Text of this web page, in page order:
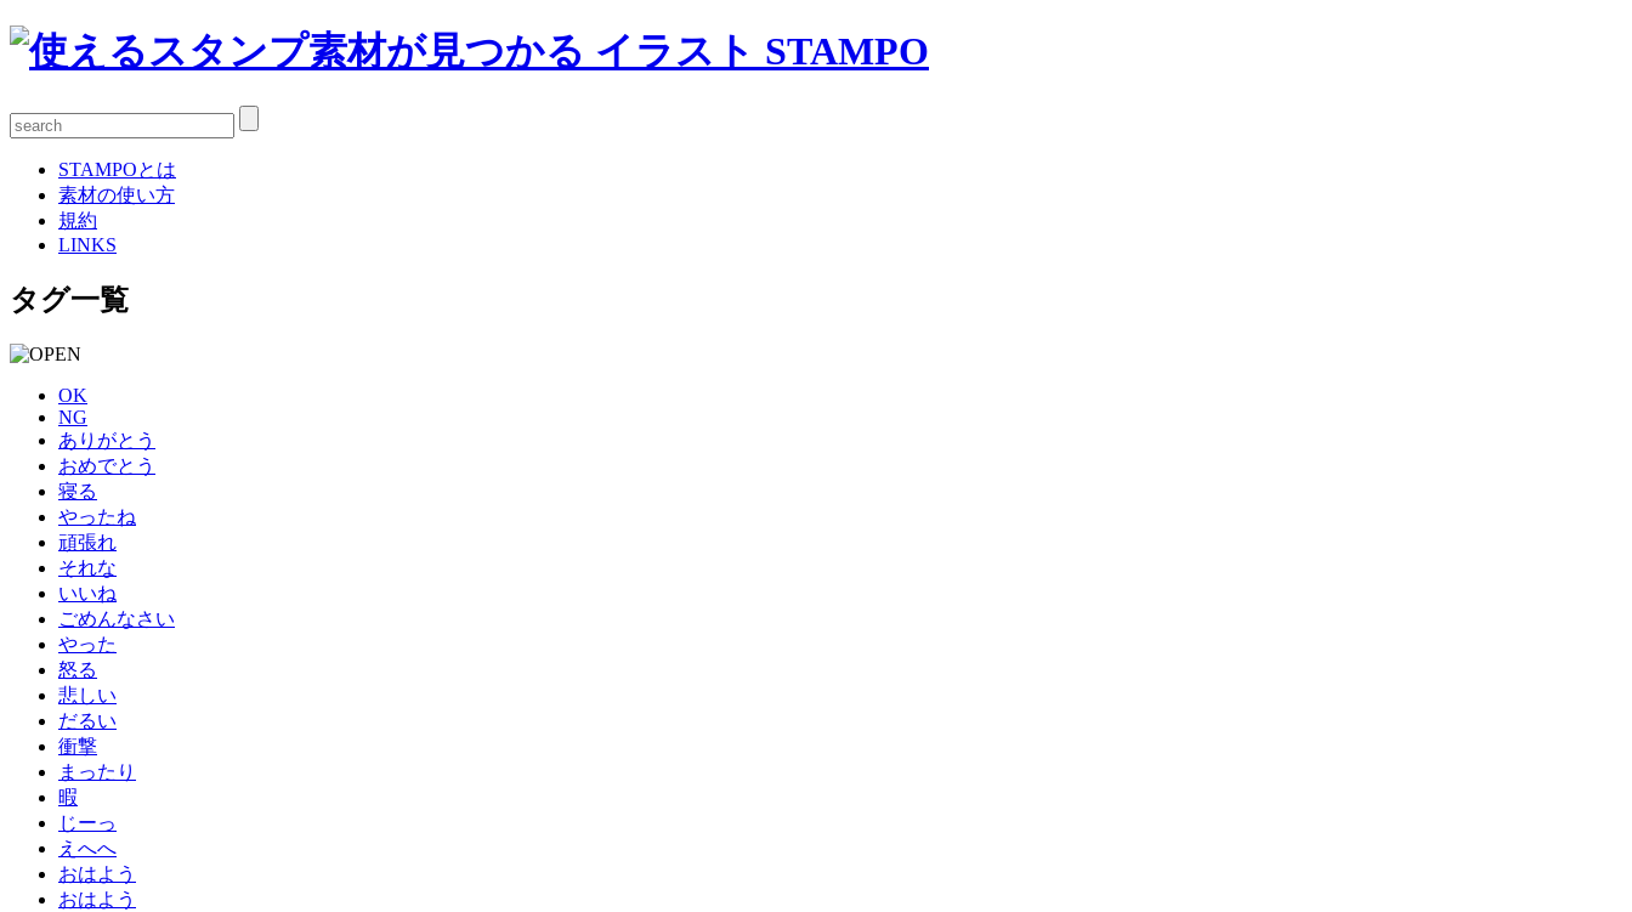
STAMPOとは
素材の使い方
規約
LINKS
タグ一覧
OK
NG
ありがとう
おめでとう
寝る
やったね
頑張れ
それな
いいね
ごめんなさい
やった
怒る
悲しい
だるい
衝撃
まったり
暇
じーっ
えへへ
おはよう
おはよう